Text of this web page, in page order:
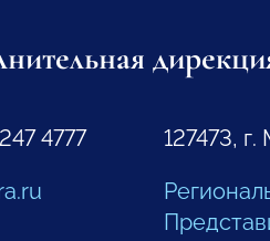
4777
127473,